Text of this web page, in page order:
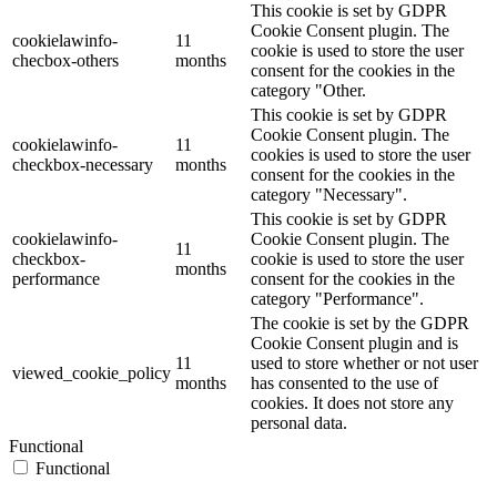
cookielawinfo-
checbox-others
11
months
This cookie is set by GDPR
Cookie Consent plugin. The
cookie is used to store the user
consent for the cookies in the
category "Other.
cookielawinfo-
checkbox-necessary
11
months
This cookie is set by GDPR
Cookie Consent plugin. The
cookies is used to store the user
consent for the cookies in the
category "Necessary".
cookielawinfo-
checkbox-
performance
11
months
This cookie is set by GDPR
Cookie Consent plugin. The
cookie is used to store the user
consent for the cookies in the
category "Performance".
viewed_cookie_policy
11
months
The cookie is set by the GDPR
Cookie Consent plugin and is
used to store whether or not user
has consented to the use of
cookies. It does not store any
personal data.
Functional
Functional